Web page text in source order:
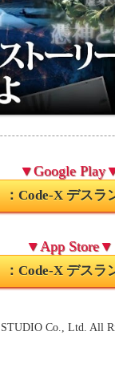
▼Google
：Code-X デスラ
▼App Store▼
：Code-X デスラ
Co., Ltd. All